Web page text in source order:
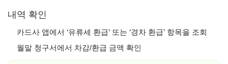
내역 확인
카드사 앱에서 ‘유류세 환급’ 또는 ‘경차 환급’ 항목을 조회
월말 청구서에서 차감/환급 금액 확인